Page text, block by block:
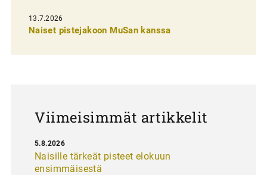
e
13.7.2026
Naiset pistejakoon MuSan kanssa
Viimeisimmät artikkelit
Naisille tärkeät pisteet elokuun
ensimmäisestä
5.8.2026